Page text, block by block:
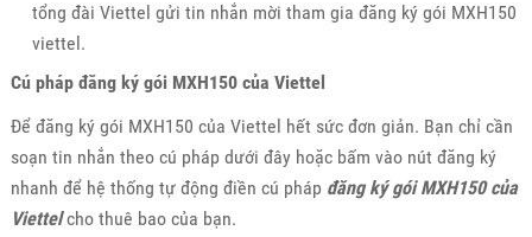
tổng đài Viettel gửi tin nhắn mời tham gia đăng ký gói MXH150
viettel.
Cú pháp đăng ký gói MXH150 của Viettel
Để đăng ký gói MXH150 của Viettel hết sức đơn giản. Bạn chỉ cần
soạn tin nhắn theo cú pháp dưới đây hoặc bấm vào nút đăng ký
nhanh để hệ thống tự động điền cú pháp đăng ký gói MXH150 của
Viettelcho thuê bao của bạn.